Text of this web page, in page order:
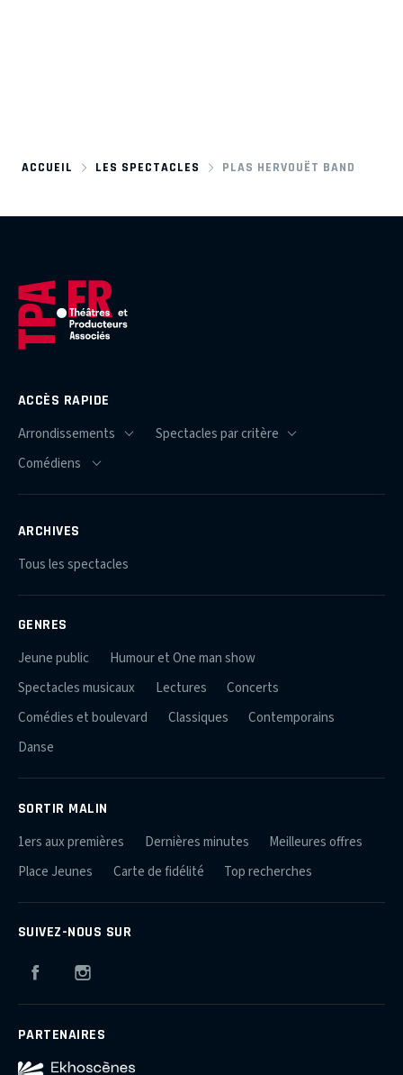
ACCUEIL LES SPECTACLES PLAS HERVOUËT BAND
ACCÈS RAPIDE
ARCHIVES
Tous les spectacles
GENRES
Jeune public
Humour et One man show
Spectacles musicaux
Lectures
Concerts
Comédies et boulevard
Classiques
Contemporains
Danse
SORTIR MALIN
1ers aux premières Dernières minutes
Meilleures offres
Place Jeunes
Carte de fidélité Top recherches
SUIVEZ-NOUS SUR
Facebook
PARTENAIRES